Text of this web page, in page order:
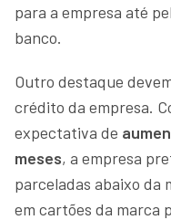
para a empresa até
banco.
Outro destaque
crédito da empresa.
expectativa de
meses, a empresa
parceladas abaixo da
em cartões da marca